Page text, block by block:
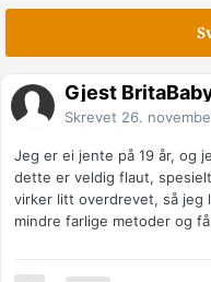
Gjest
Skrevet 26.
Jeg er ei jente på 19 år, og
dette er veldig flaut,
virker litt overdrevet, så jeg
mindre farlige metoder og